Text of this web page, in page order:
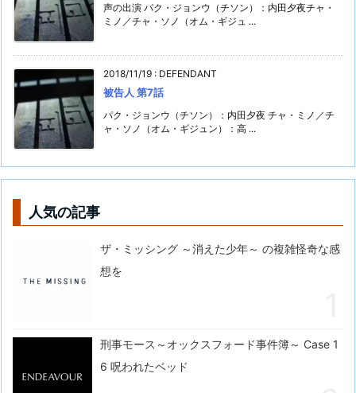
声の出演 パク・ジョンウ（チソン）：内田夕夜チャ・
ミノ／チャ・ソノ（オム・ギジュ ...
2018/11/19 : DEFENDANT
被告人 第7話
パク・ジョンウ（チソン）：内田夕夜 チャ・ミノ／チ
ャ・ソノ（オム・ギジュン）：高 ...
人気の記事
ザ・ミッシング ～消えた少年～ の複雑怪奇な感
想を
刑事モース～オックスフォード事件簿～ Case 1
6 呪われたベッド